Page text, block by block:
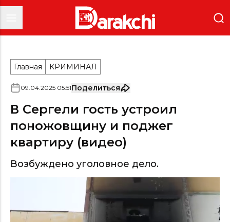
Главная КРИМИНАЛ
09.04.2025 05:51Поделиться
В Сергели гость устроил
поножовщину и поджег
квартиру (видео)
Возбуждено уголовное дело.